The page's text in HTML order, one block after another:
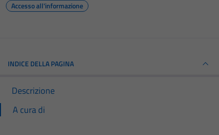
Accesso all'informazione
INDICE DELLA PAGINA
Descrizione
A cura di